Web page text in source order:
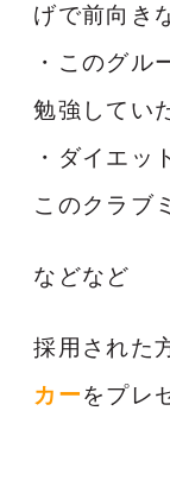
げで前向き
・このグル
勉強してい
・ダイエッ
このクラブ
などなど
採用された
カーをプレ